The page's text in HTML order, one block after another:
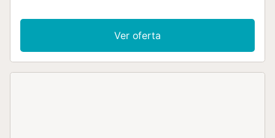
centro de la ciudad. El interior cuenta con un dormitorio
con cama de matrimonio y un salón equipado con un sofá
cama, lo que proporciona opciones flexibles de descanso
para grupos pequeños o familias. La cocina está
Ver oferta